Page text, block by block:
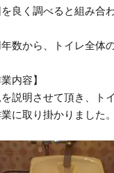
を良く調べると組み合
数から、トイレ全体
業内容】
説明させて頂き、ト
に取り掛かりました